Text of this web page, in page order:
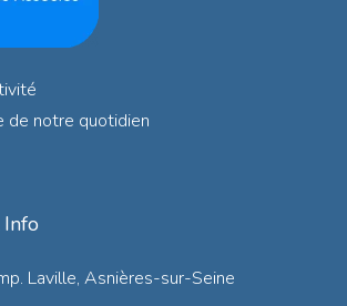
de notre quotidien
Info
Laville, Asnières-sur-Seine